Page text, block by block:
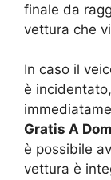
finale da
vettura che
In caso il
è
Gratis A
è possibile
vettura è